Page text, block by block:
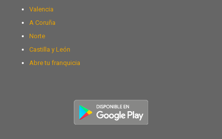
Valencia
A Coruña
Norte
Castilla y León
Abre tu franquicia